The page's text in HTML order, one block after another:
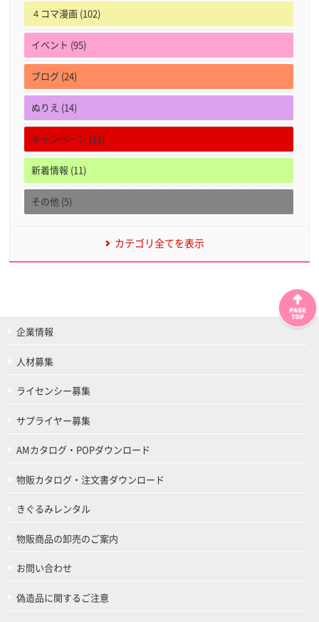
４コマ漫画 (102)
イベント (95)
ブログ (24)
ぬりえ (14)
キャンペーン (13)
新着情報 (11)
その他 (5)
カテゴリ全てを表示
企業情報
人材募集
ライセンシー募集
サプライヤー募集
AMカタログ・POPダウンロード
物販カタログ・注文書ダウンロード
きぐるみレンタル
物販商品の卸売のご案内
お問い合わせ
偽造品に関するご注意